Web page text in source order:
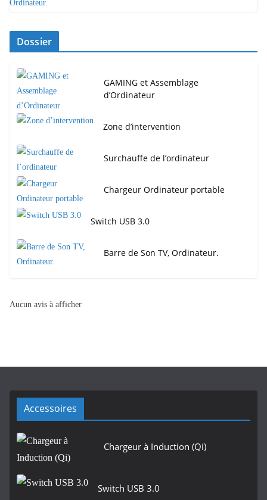
Dossier
GAMING et Assemblage
d’Ordinateur
Zone d’intervention
Surchauffe de l’ordinateur
Chargeur Ordinateur portable
Switch USB 3.0
Barre de Son TV, Ordinateur.
Aucun avis à afficher
Accessoires
Chargeur à Induction (Qi)
Switch USB 3.0